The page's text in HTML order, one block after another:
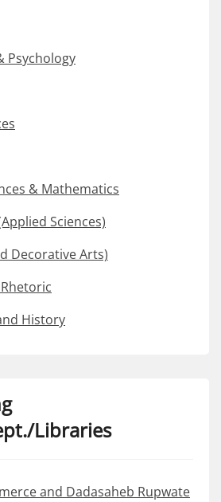
Psychology
& Mathematics
Sciences)
Decorative Arts)
History
Libraries
and Dadasaheb Rupwate